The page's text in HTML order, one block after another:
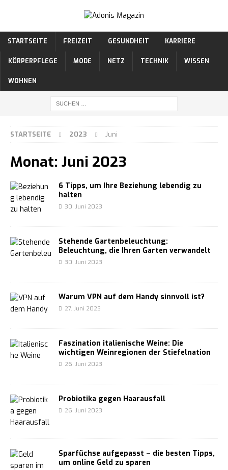
STARTSEITE FREIZEIT GESUNDHEIT KARRIERE
KÖRPERPFLEGE MODE NETZ TECHNIK WISSEN
WOHNEN
STARTSEITE 2023 Juni
Monat: Juni 2023
6 Tipps, um Ihre Beziehung lebendig zu
halten
30. Juni 2023
Stehende Gartenbeleuchtung:
Beleuchtung, die Ihren Garten verwandelt
30. Juni 2023
Warum VPN auf dem Handy sinnvoll ist?
27. Juni 2023
Faszination italienische Weine: Die
wichtigen Weinregionen der Stiefelnation
26. Juni 2023
Probiotika gegen Haarausfall
26. Juni 2023
Sparfüchse aufgepasst – die besten Tipps,
um online Geld zu sparen